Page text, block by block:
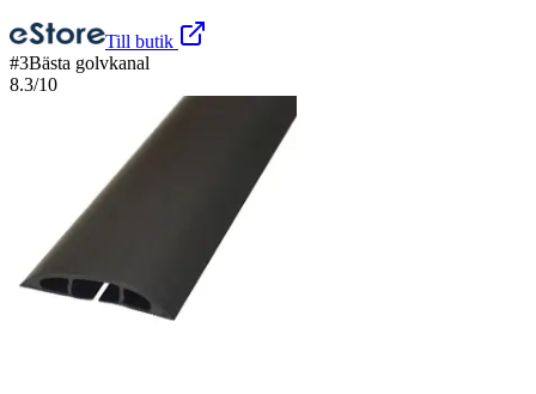
Till butik
#3Bästa golvkanal
8.3/10